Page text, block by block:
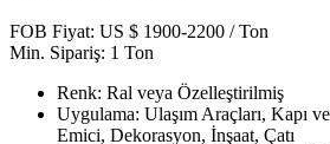
FOB Fiyat: US $ 1900-2200 / Ton
Min. Sipariş: 1 Ton
Renk: Ral veya Özelleştirilmiş
Uygulama: Ulaşım Araçları, Kapı
Emici, Dekorasyon, İnşaat, Çatı